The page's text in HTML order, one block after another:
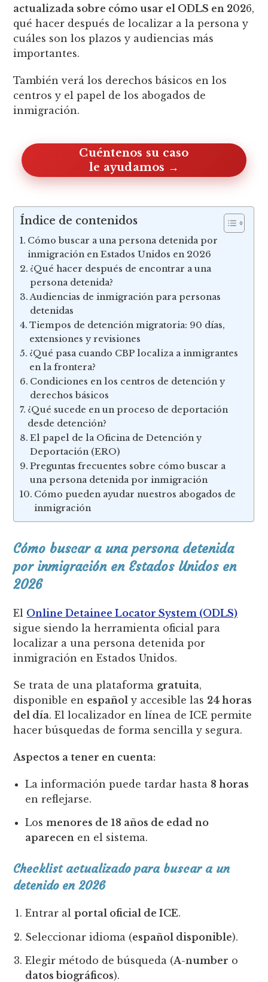
actualizada sobre cómo usar el ODLS en 2026,
qué hacer después de localizar a la persona y
cuáles son los plazos y audiencias más
importantes.
También verá los derechos básicos en los
centros y el papel de los abogados de
inmigración.
Cuéntenos su caso, le ayudamos
Índice de contenidos
Cómo buscar a una persona detenida por
inmigración en Estados Unidos en 2026
¿Qué hacer después de encontrar a una
persona detenida?
Audiencias de inmigración para personas
detenidas
Tiempos de detención migratoria: 90 días,
extensiones y revisiones
¿Qué pasa cuando CBP localiza a inmigrantes
en la frontera?
Condiciones en los centros de detención y
derechos básicos
¿Qué sucede en un proceso de deportación
desde detención?
El papel de la Oficina de Detención y
Deportación (ERO)
Preguntas frecuentes sobre cómo buscar a
una persona detenida por inmigración
Cómo pueden ayudar nuestros abogados de
inmigración
Cómo buscar a una persona detenida
por inmigración en Estados Unidos en
2026
El Online Detainee Locator System (ODLS)
sigue siendo la herramienta oficial para
localizar a una persona detenida por
inmigración en Estados Unidos.
Se trata de una plataforma gratuita,
disponible en español y accesible las 24 horas
del día. El localizador en línea de ICE permite
hacer búsquedas de forma sencilla y segura.
Aspectos a tener en cuenta:
La información puede tardar hasta 8 horas
en reflejarse.
Losmenores de 18 años de edad no
aparecen en el sistema.
Checklist actualizado para buscar a un
detenido en 2026
Entrar alportal oficial de ICE.
Seleccionar idioma (español disponible).
Elegir método de búsqueda (A-number o
datos biográficos).